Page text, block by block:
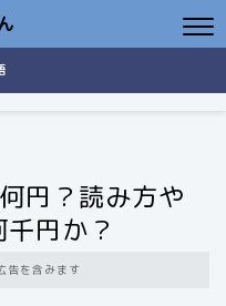
円？読み方や
円か？
告を含みます